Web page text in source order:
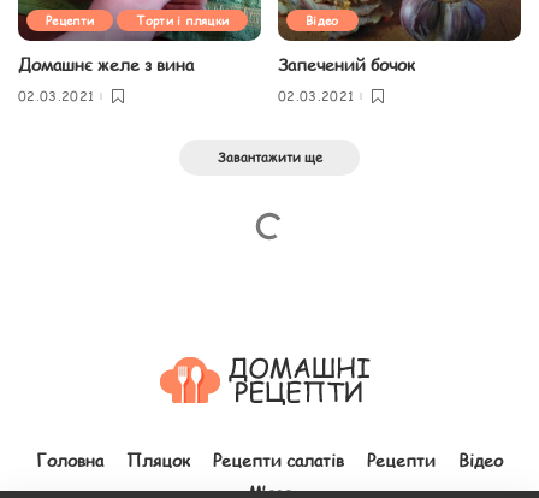
Рецепти Торти і пляцки
Домашнє желе з вина
02.03.2021
Відео
Запечений бочок
02.03.2021
Завантажити ще
Головна Пляцок Рецепти салатів Рецепти
Відео
М’ясо